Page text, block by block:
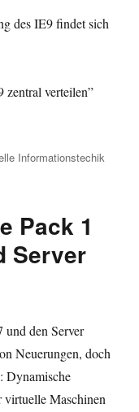
des IE9 findet sich
verteilen”
Informationstechik
Pack 1
Server
und den Server
Neuerungen, doch
Dynamische
Maschinen